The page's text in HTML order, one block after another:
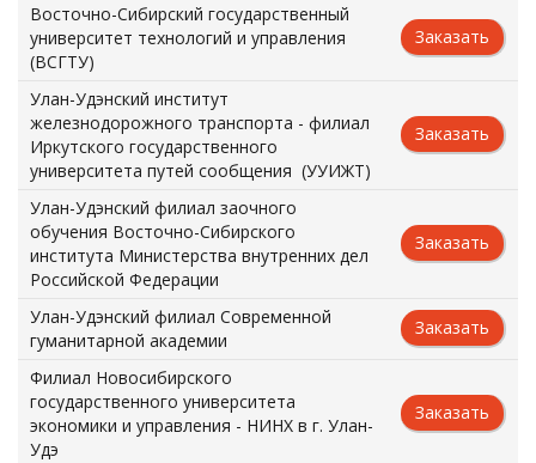
Восточно-Сибирский государственный
университет технологий и управления
(ВСГТУ)
Заказать
Улан-Удэнский институт
железнодорожного транспорта - филиал
Иркутского государственного
университета путей сообщения (УУИЖТ)
Заказать
Улан-Удэнский филиал заочного
обучения Восточно-Сибирского
института Министерства внутренних дел
Российской Федерации
Заказать
Улан-Удэнский филиал Современной
гуманитарной академии
Заказать
Филиал Новосибирского
государственного университета
экономики и управления - НИНХ в г. Улан-
Удэ
Заказать